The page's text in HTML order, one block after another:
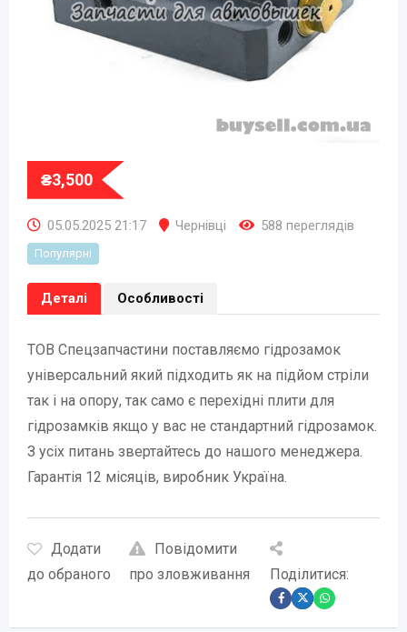
₴3,500
05.05.2025 21:17 Чернівці 588 переглядів
Популярні
Деталі Особливості
ТОВ Спецзапчастини поставляємо гідрозамок
універсальний який підходить як на підйом стріли
так і на опору, так само є перехідні плити для
гідрозамків якщо у вас не стандартний гідрозамок.
З усіх питань звертайтесь до нашого менеджера.
Гарантія 12 місяців, виробник Україна.
Додати
до обраного
Повідомити
про зловживання
Поділитися: